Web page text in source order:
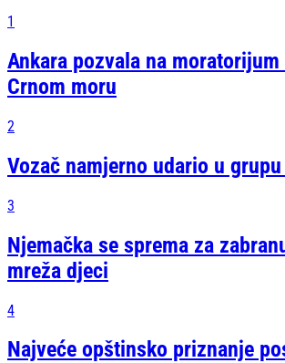
1
Ankara pozvala na moratorijum
Crnom moru
2
Vozač namjerno udario u
3
Njemačka se sprema za
mreža djeci
4
Najveće opštinsko priznanje